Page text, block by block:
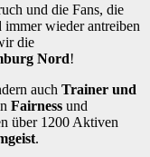
und die Fans, die
immer wieder antreiben
die
Nord!
auch Trainer und
Fairnessund
über 1200 Aktiven
.